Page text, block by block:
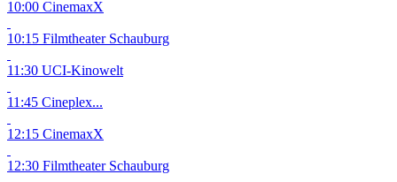
10:00 CinemaxX
10:15 Filmtheater Schauburg
11:30 UCI-Kinowelt
11:45 Cineplex...
12:15 CinemaxX
12:30 Filmtheater Schauburg